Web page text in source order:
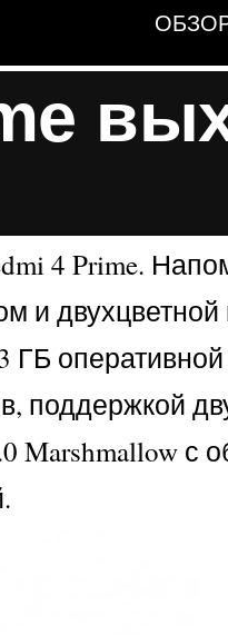
4 Prime.
и
поддержкой
Marshmallow с